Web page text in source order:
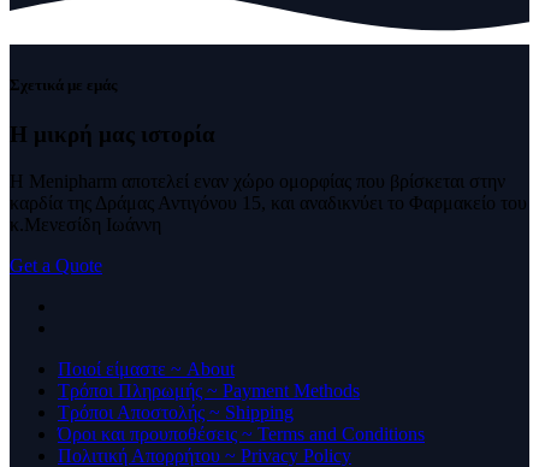
Σχετικά με εμάς
Η μικρή μας ιστορία
Η Menipharm αποτελεί εναν χώρο ομορφίας που βρίσκεται στην
καρδία της Δράμας Αντιγόνου 15, και αναδικνύει το Φαρμακείο του
κ.Μενεσίδη Ιωάννη
Get a Quote
Ποιοί είμαστε ~ About
Τρόποι Πληρωμής ~ Payment Methods
Τρόποι Αποστολής ~ Shipping
Όροι και προυποθέσεις ~ Terms and Conditions
Πολιτική Απορρήτου ~ Privacy Policy